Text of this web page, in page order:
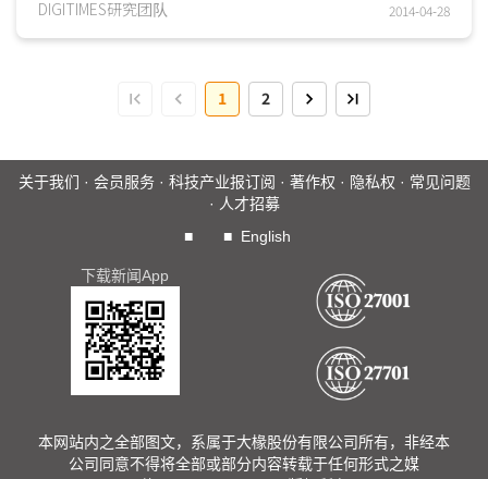
后客户端回补库存需求出现推动下，臺湾IC设计产业产值达新
DIGITIMES研究团队 2014-04-28
1 2
关于我们 · 会员服务· 科技产业报订阅 · 著作权 · 隐私权 · 常见问题
· 人才招募
■
■ English
下载新闻App
本网站内之全部图文，系属于大椽股份有限公司所有，非经本
公司同意不得将全部或部分内容转载于任何形式之媒